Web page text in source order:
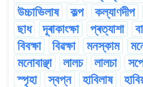
উচ্চাভিলাষ
কল্প কল্যাণদীপ
ছাধ
দূৰাকাংক্ষা প্ৰত্যাশা
বিবক্ষা
বিৱক্ষা মনস্কাম
মনোবাঞ্ছা
লালচ লালচা
স্পৃহা
স্বপ্ন হাবিলাষ